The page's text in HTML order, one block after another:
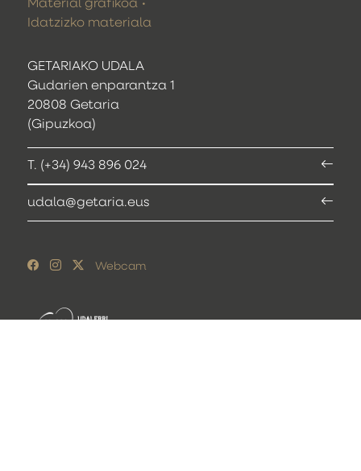
GETARIAKO UDALA
Gudarien enparantza 1
20808 Getaria
(Gipuzkoa)
T. (+34) 943 896 024
udala@getaria.eus
Material grafikoa
Idatzizko materiala
Webcam